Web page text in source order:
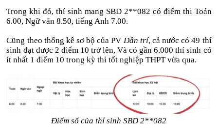
Trong khi đó, thí sinh mang SBD 2**082 có điểm thi Toán
6.00, Ngữ văn 8.50, tiếng Anh 7.00.
Cũng theo thống kê sơ bộ của PV Dân trí, cả nước có 49 thí
sinh đạt được 2 điểm 10 trở lên, Và có gần 6.000 thí sinh có
ít nhất 1 điểm 10 trong kỳ thi tốt nghiệp THPT vừa qua.
Điểm số của thí sinh SBD 2**082